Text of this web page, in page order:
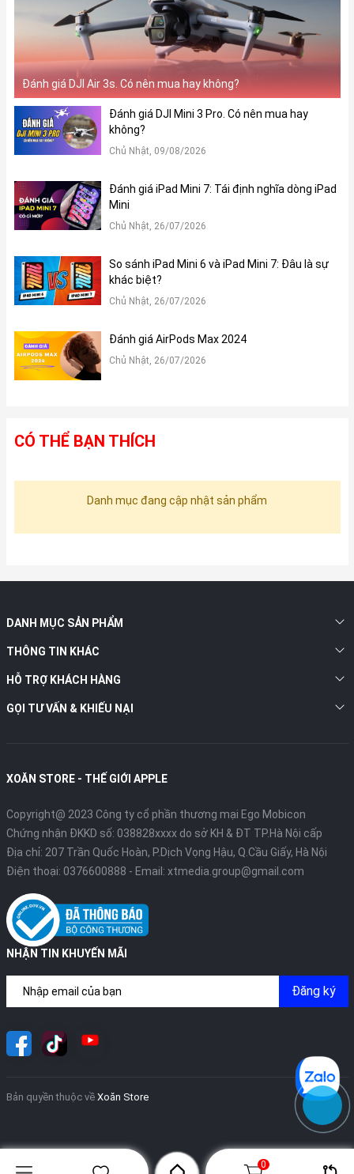
Đánh giá DJI Air 3s. Có nên mua hay không?
Đánh giá DJI Mini 3 Pro. Có nên mua hay
không?
Chủ Nhật, 09/08/2026
Đánh giá iPad Mini 7: Tái định nghĩa dòng iPad
Mini
Chủ Nhật, 26/07/2026
So sánh iPad Mini 6 và iPad Mini 7: Đâu là sự
khác biệt?
Chủ Nhật, 26/07/2026
Đánh giá AirPods Max 2024
Chủ Nhật, 26/07/2026
CÓ THỂ BẠN THÍCH
Danh mục đang cập nhật sản phẩm
DANH MỤC SẢN PHẨM
THÔNG TIN KHÁC
HỖ TRỢ KHÁCH HÀNG
GỌI TƯ VẤN & KHIẾU NẠI
XOĂN STORE - THẾ GIỚI APPLE
Copyright@ 2023 Công ty cổ phần thương mại Ego Mobicon
Chứng nhận ĐKKD số: 038828xxxx do sở KH & ĐT TP.Hà Nội cấp
Địa chỉ: 207 Trần Quốc Hoàn, P.Dịch Vọng Hậu, Q.Cầu Giấy, Hà Nội
Điện thoại: 0376600888 - Email: xtmedia.group@gmail.com
NHẬN TIN KHUYẾN MÃI
Đăng ký
Bản quyền thuộc về Xoăn Store
0